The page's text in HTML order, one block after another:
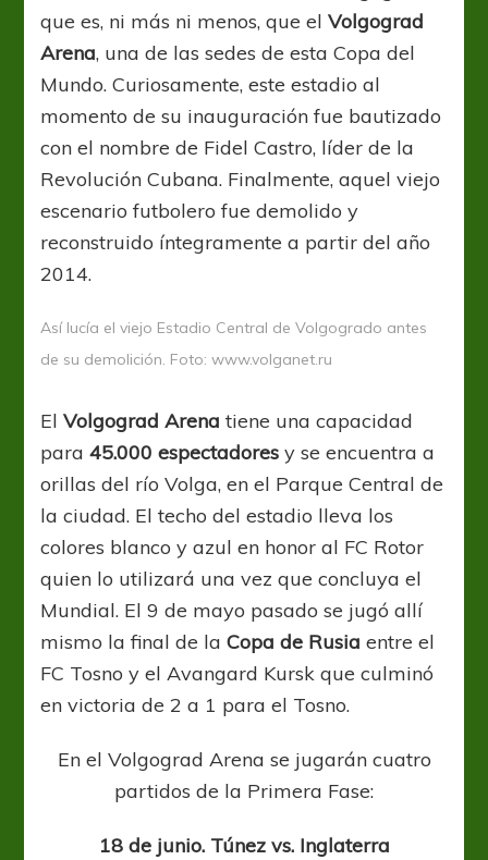
que es, ni más ni menos, que elVolgograd
Arena, una de las sedes de esta Copa del
Mundo. Curiosamente, este estadio al
momento de su inauguración fue bautizado
con el nombre de Fidel Castro, líder de la
Revolución Cubana. Finalmente, aquel viejo
escenario futbolero fue demolido y
reconstruido íntegramente a partir del año
2014.
Así lucía el viejo Estadio Central de Volgogrado antes
de su demolición. Foto: www.volganet.ru
ElVolgograd Arena tiene una capacidad
para45.000 espectadores y se encuentra a
orillas del río Volga, en el Parque Central de
la ciudad. El techo del estadio lleva los
colores blanco y azul en honor al FC Rotor
quien lo utilizará una vez que concluya el
Mundial. El 9 de mayo pasado se jugó allí
mismo la final de laCopa de Rusia entre el
FC Tosno y el Avangard Kursk que culminó
en victoria de 2 a 1 para el Tosno.
En el Volgograd Arena se jugarán cuatro
partidos de la Primera Fase:
18 de junio. Túnez vs. Inglaterra